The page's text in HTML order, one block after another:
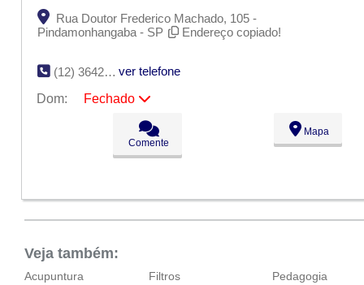
Rua Doutor Frederico Machado, 105 -
Pindamonhangaba - SP
Endereço copiado!
(12) 3642-5785
ver telefone
Dom:
Fechado
09:00 - 18:00
09:00 - 18:00
09:00 - 18:00
Comente
Mapa
Veja também:
Acupuntura
Filtros
Pedagogia